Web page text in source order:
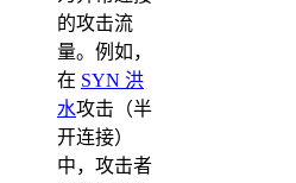
的攻击流
量。例如，
在 SYN 洪
水攻击（半
开连接）
中，攻击者